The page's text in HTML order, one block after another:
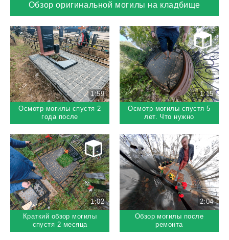
Обзор оригинальной могилы на кладбище
1:59
Осмотр могилы спустя 2
года после
выполнения работ
1:15
Осмотр могилы спустя 5
лет. Что нужно
срочно переделать?
1:02
Краткий обзор могилы
спустя 2 месяца
2:04
Обзор могилы после
ремонта